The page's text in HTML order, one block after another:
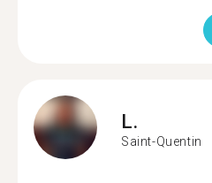
L.
Saint-Quentin